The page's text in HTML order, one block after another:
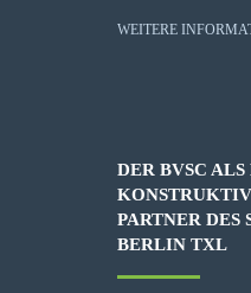
WEITERE
DER BVSC
PARTNER DES
BERLIN TXL